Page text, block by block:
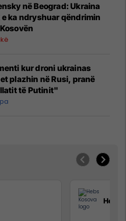
në Beograd: Ukraina
ka ndryshuar qëndrimin
kur droni ukrainas
plazhin në Rusi, pranë
të Putinit"
Hebs